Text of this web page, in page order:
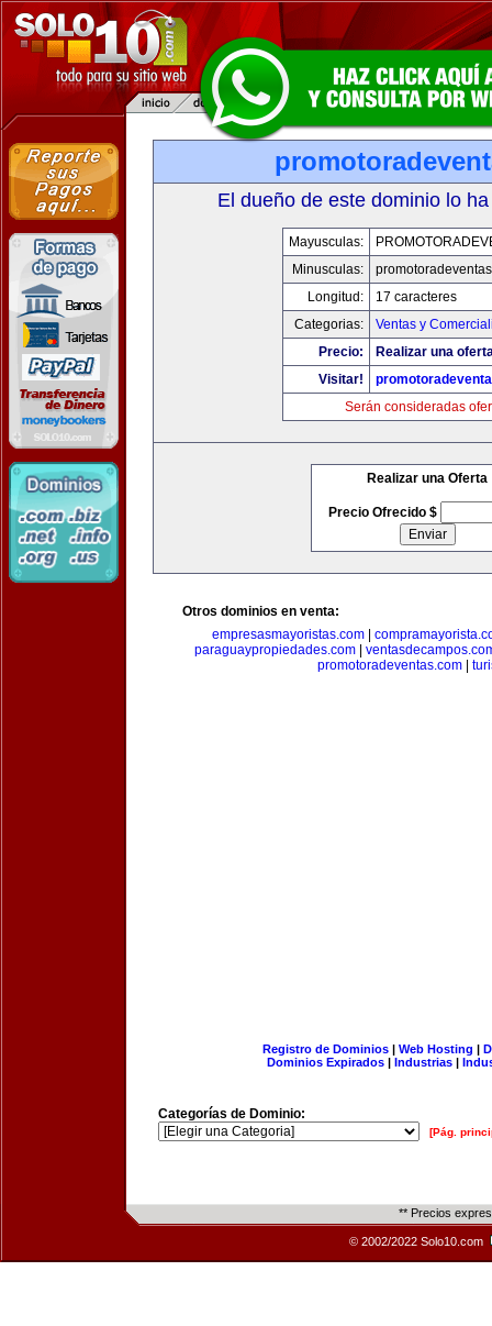
El dueño de este dominio lo
Mayusculas:
Minusculas:
Longitud:
17 caracteres
Categorias:
Ventas y
Precio:
Realizar una
Visitar!
Serán consideradas
Realizar una Oferta
Precio Ofrecido $
Otros dominios en venta:
empresasmayoristas.com|
paraguaypropiedades.com
promotoradeventas.com
Registro de Dominios| Web Hosting |
Dominios Expirados | Industrias |
Categorías de Dominio:
[Pág.
** Precios
© 2002/2022 Solo10.com